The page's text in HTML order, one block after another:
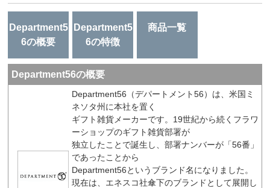
Department5
6の概要
Department5
6の特徴
商品一覧
Department56の概要
Department56（デパートメント56）は、米国ミ
ネソタ州に本社を置く
ギフト雑貨メーカーです。19世紀から続くフラワ
ーショップのギフト雑貨部署が
独立したことで誕生し、部署ナンバーが「56番」
であったことから
Department56というブランド名になりました。
現在は、エネスコ社傘下のブランドとして展開し